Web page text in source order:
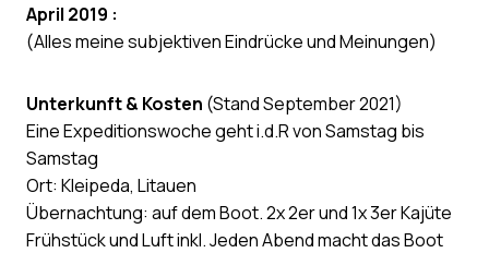
April 2019 :
(Alles meine subjektiven Eindrücke und Meinungen)
Unterkunft & Kosten (Stand September 2021)
Eine Expeditionswoche geht i.d.R von Samstag bis
Samstag
Ort: Kleipeda, Litauen
Übernachtung: auf dem Boot. 2x 2er und 1x 3er Kajüte
Frühstück und Luft inkl. Jeden Abend macht das Boot